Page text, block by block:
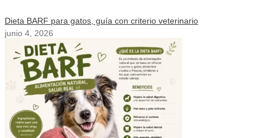
Dieta BARF para gatos, guía con criterio veterinario
junio 4, 2026